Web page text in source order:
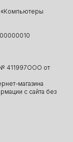
«Компьютеры
411997ООО от
магазина
с сайта без